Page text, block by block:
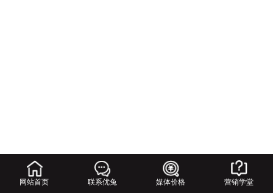
网站首页 联系优兔 媒体价格 营销学堂